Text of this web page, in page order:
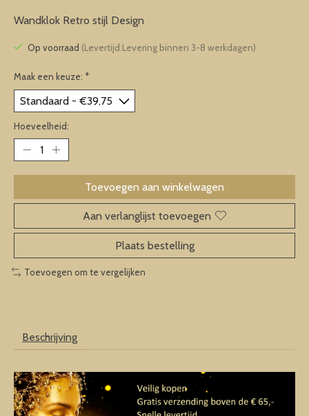
Wandklok Retro stijl Design
Op voorraad (Levertijd:Levering binnen 3-8 werkdagen)
Maak een keuze: *
Hoeveelheid:
Toevoegen aan winkelwagen
Aan verlanglijst toevoegen
Plaats bestelling
Toevoegen om te vergelijken
Beschrijving